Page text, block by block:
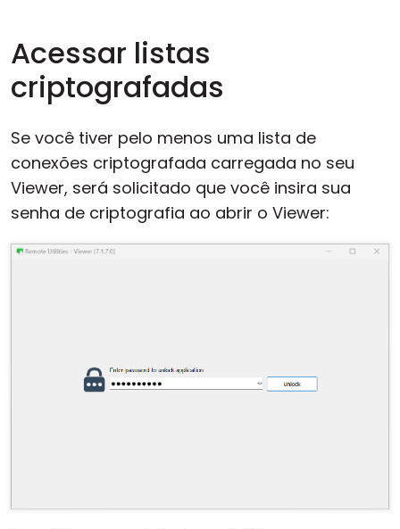
Acessar listas
criptografadas
Se você tiver pelo menos uma lista de
conexões criptografada carregada no seu
Viewer, será solicitado que você insira sua
senha de criptografia ao abrir o Viewer: